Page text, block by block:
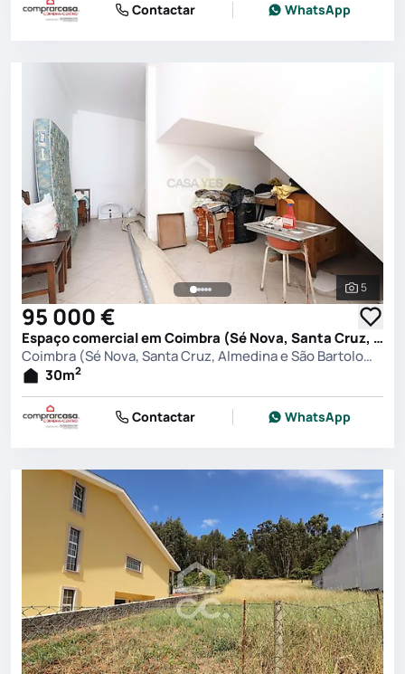
Contactar WhatsApp
Ver
5
95 000 €
Espaço comercial em Coimbra (Sé Nova, Santa Cruz, Almedina e São Bartolomeu), Coimbra
Coimbra (Sé Nova, Santa Cruz, Almedina e São Bartolomeu), Coimbra
30m2
Contactar WhatsApp